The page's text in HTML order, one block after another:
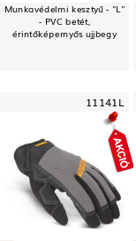
Munkavédelmi kesztyű - "L"
- PVC betét,
érintőképernyős ujjbegy
11141L